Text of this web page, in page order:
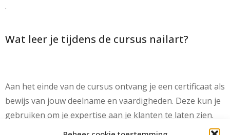
.
Wat leer je tijdens de cursus nailart?
Aan het einde van de cursus ontvang je een certificaat als
bewijs van jouw deelname en vaardigheden. Deze kun je
gebruiken om je expertise aan je klanten te laten zien.